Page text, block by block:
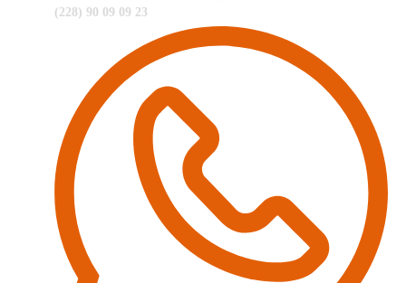
(228) 90 09 09 23